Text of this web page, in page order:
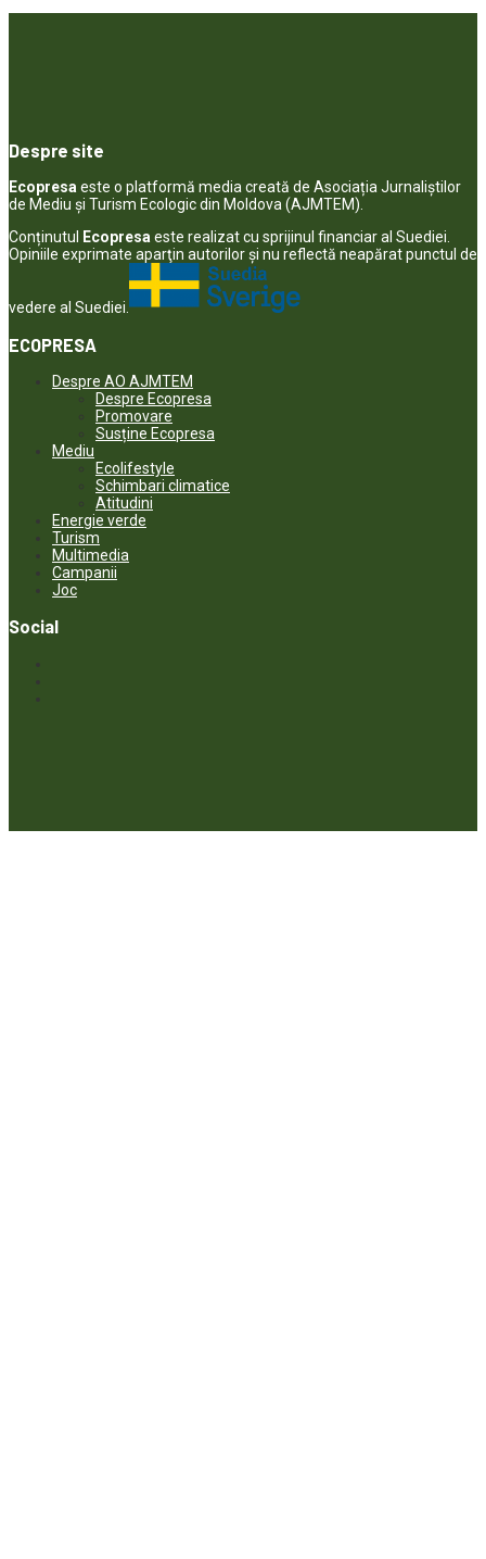
Despre site
Ecopresaeste o platformă media creată de Asociația Jurnaliștilor
de Mediu și Turism Ecologic din Moldova (AJMTEM).
Conținutul
Ecopresaeste realizat cu sprijinul financiar al Suediei.
Opiniile exprimate aparţin autorilor şi nu reflectă neapărat punctul de
vedere al Suediei.
ECOPRESA
Despre AO AJMTEM
Despre Ecopresa
Promovare
Susține Ecopresa
Mediu
Ecolifestyle
Schimbari climatice
Atitudini
Energie verde
Turism
Multimedia
Campanii
Joc
Social